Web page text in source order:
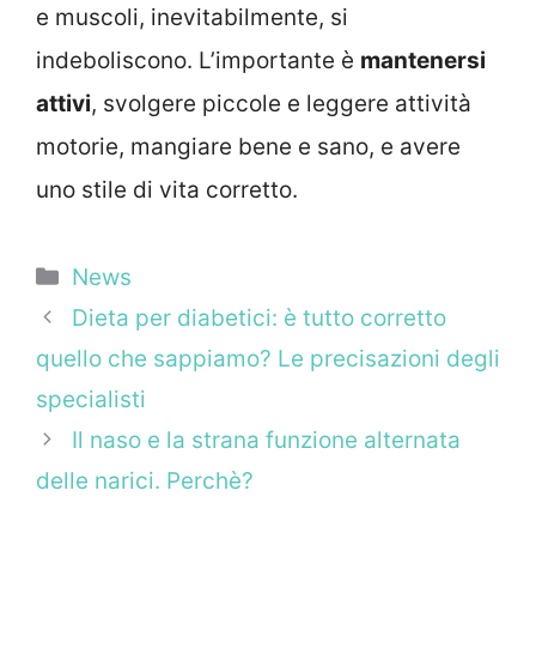
e muscoli, inevitabilmente, si
indeboliscono. L’importante è mantenersi
attivi, svolgere piccole e leggere attività
motorie, mangiare bene e sano, e avere
uno stile di vita corretto.
Categorie
News
Dieta per diabetici: è tutto corretto
quello che sappiamo? Le precisazioni degli
specialisti
Il naso e la strana funzione alternata
delle narici. Perchè?